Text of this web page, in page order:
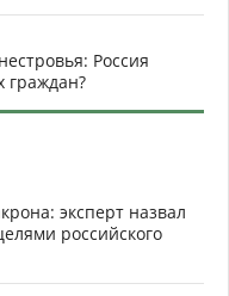
Россия
граждан?
эксперт назвал
российского